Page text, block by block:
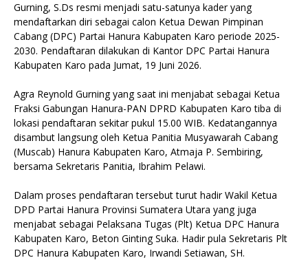
Gurning, S.Ds resmi menjadi satu-satunya kader yang
mendaftarkan diri sebagai calon Ketua Dewan Pimpinan
Cabang (DPC) Partai Hanura Kabupaten Karo periode 2025-
2030. Pendaftaran dilakukan di Kantor DPC Partai Hanura
Kabupaten Karo pada Jumat, 19 Juni 2026.
Agra Reynold Gurning yang saat ini menjabat sebagai Ketua
Fraksi Gabungan Hanura-PAN DPRD Kabupaten Karo tiba di
lokasi pendaftaran sekitar pukul 15.00 WIB. Kedatangannya
disambut langsung oleh Ketua Panitia Musyawarah Cabang
(Muscab) Hanura Kabupaten Karo, Atmaja P. Sembiring,
bersama Sekretaris Panitia, Ibrahim Pelawi.
Dalam proses pendaftaran tersebut turut hadir Wakil Ketua
DPD Partai Hanura Provinsi Sumatera Utara yang juga
menjabat sebagai Pelaksana Tugas (Plt) Ketua DPC Hanura
Kabupaten Karo, Beton Ginting Suka. Hadir pula Sekretaris Plt
DPC Hanura Kabupaten Karo, Irwandi Setiawan, SH.